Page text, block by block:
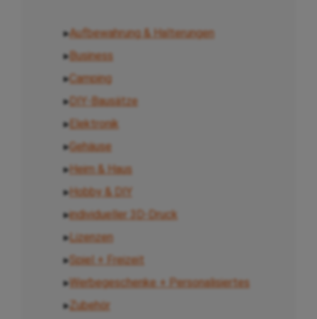
▸Aufbewahrung & Halterungen
▸ Business
▸Camping
▸ DIY-Bausätze
▸ Elektronik
▸Gehäuse
▸Heim & Haus
▸Hobby & DIY
▸individueller 3D-Druck
▸Lizenzen
▸ Spiel + Freizeit
▸ Werbegeschenke + Personalisiertes
▸Zubehör